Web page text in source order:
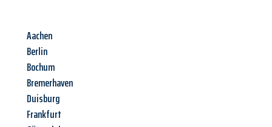
Aachen
Berlin
Bochum
Bremerhaven
Duisburg
Frankfurt